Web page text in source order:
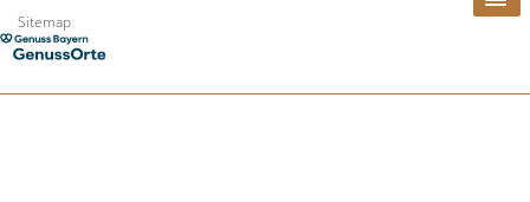
Zum
Inhalt
Sitemap